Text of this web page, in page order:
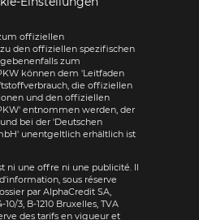
offiziellen
den offiziellen spezifischen
zum
können dem 'Leitfaden
die offiziellen
und den offiziellen
entnommen werden, der
bei der 'Deutschen
unentgeltlich erhältlich ist
ni une offre ni une publicité. Il
sous réserve
par AlphaCredit SA,
3, B-1210 Bruxelles, TVA
des tarifs en vigueur et